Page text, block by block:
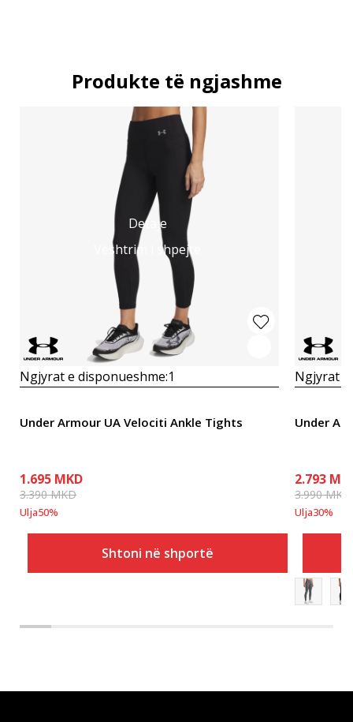
Produkte të ngjashme
Detaje
Vështrim i shpejtë
Ngjyrat e disponueshme:1
Under Armour UA Velociti Ankle Tights
1.695 MKD
3.390MKD
Ulja50%
Shtoni në shportë
Ngjyrat e
Under
2.793
3.990MKD
Ulja30%